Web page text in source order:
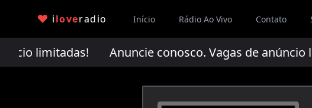
iloveradio Início Rádio Ao Vivo Contato
limitadas!Anuncie conosco. Vagas de anúncio